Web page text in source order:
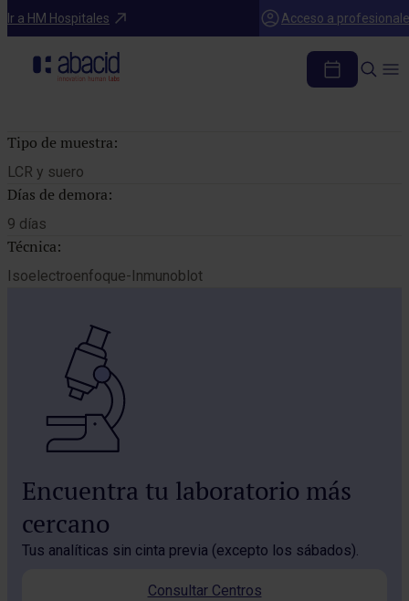
Ir a HM Hospitales Acceso a
Catálogo de pruebas
INMUNOFIJACION LCR (BANDAS
OLIGOCLONALES)
Tipo de muestra:
LCR y suero
Días de demora:
9 días
Técnica:
Isoelectroenfoque-Inmunoblot
Encuentra tu laboratorio más
cercano
Tus analíticas sin cinta previa (excepto los sábados).
Consultar Centros